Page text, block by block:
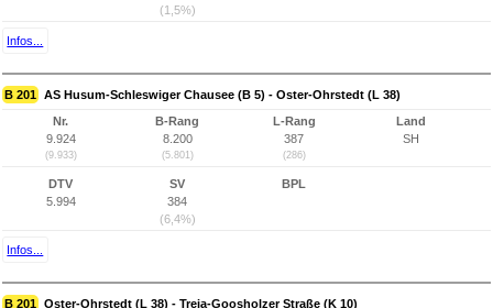
(1,5%)
Infos...
B 201 AS Husum-Schleswiger Chausee (B 5) - Oster-Ohrstedt (L 38)
Nr.
9.924
(9.933)
B-Rang
8.200
(5.801)
L-Rang
387
(286)
Land
SH
DTV
5.994
SV
384
(6,4%)
BPL
Infos...
B 201 Oster-Ohrstedt (L 38) - Treia-Goosholzer Straße (K 10)